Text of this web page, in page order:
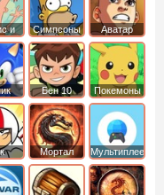
и
Симпсоны
Аватар
легенда об
Аанге
Бен 10 Покемоны
Мортал
комбат
Мультиплеер